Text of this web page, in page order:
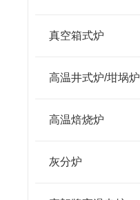
真空箱式炉
高温井式炉/坩埚炉
高温焙烧炉
灰分炉